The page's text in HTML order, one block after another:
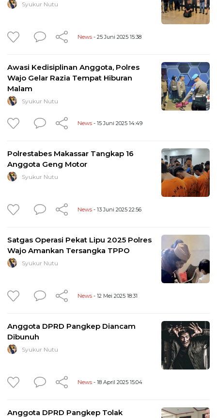
Syukur Nutu
News - 25 Juni 2025 15:38
Awasi Kedisiplinan Anggota, Polres
Wajo Gelar Razia Tempat Hiburan
Malam
Syukur Nutu
News - 15 Juni 2025 14:49
Polrestabes Makassar Tangkap 16
Anggota Geng Motor
Syukur Nutu
News - 13 Juni 2025 22:56
Satgas Operasi Pekat Lipu 2025 Polres
Wajo Amankan Tersangka TPPO
Syukur Nutu
News - 12 Mei 2025 18:31
Anggota DPRD Pangkep Diancam
Dibunuh
Syukur Nutu
News - 18 April 2025 15:04
Anggota DPRD Pangkep Tolak